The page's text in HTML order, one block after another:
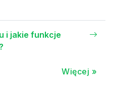
i jakie funkcje
Więcej »